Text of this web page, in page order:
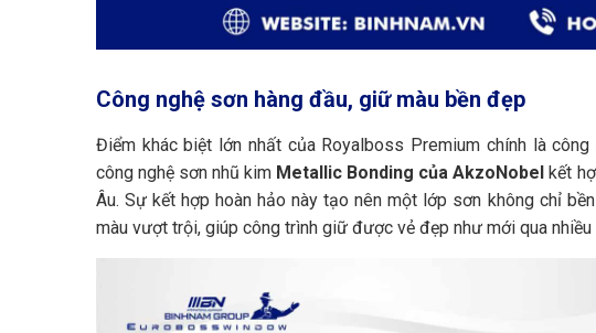
Công nghệ sơn hàng đầu, giữ màu bền đẹp
Điểm khác biệt lớn nhất của Royalboss Premium chính là
công nghệ sơn nhũ kim Metallic Bonding của AkzoNobel kết
Âu. Sự kết hợp hoàn hảo này tạo nên một lớp sơn không chỉ
màu vượt trội, giúp công trình giữ được vẻ đẹp như mới qua nhiều